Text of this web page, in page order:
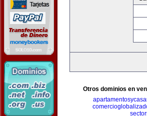
Otros dominios en